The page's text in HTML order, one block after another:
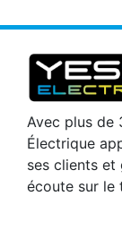
Avec plus de
Électrique
ses clients
écoute sur le